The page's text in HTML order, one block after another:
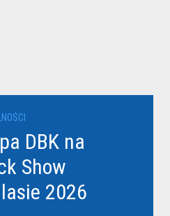
DBK na
Show
2026